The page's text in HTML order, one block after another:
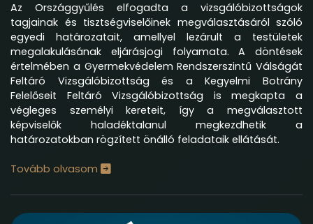
Az Országgyűlés elfogadta a vizsgálóbizottságok
tagjainak és tisztségviselőinek megválasztásáról szóló
egyedi határozatait, amellyel lezárult a testületek
megalakulásának eljárásjogi folyamata. A döntések
értelmében a Gyermekvédelem Rendszerszintű Válságát
Feltáró Vizsgálóbizottság és a Kegyelmi Botrány
Felelőseit Feltáró Vizsgálóbizottság is megkapta a
végleges személyi kereteit, így a megválasztott
képviselők haladéktalanul megkezdhetik a
határozatokban rögzített önálló feladataik ellátását.
Tovább olvasom